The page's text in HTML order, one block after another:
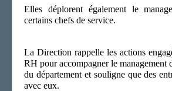
Elles déplorent également le
certains chefs de service.
La Direction rappelle les actions
RH pour accompagner le management
du département et souligne que des
avec eux.